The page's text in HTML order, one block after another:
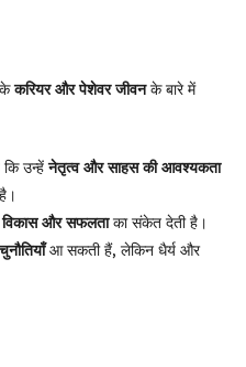
करियर और पेशेवर जीवनके बारे में
कि उन्हेंनेतृत्व और साहस की आवश्यकता
विकास और सफलताका संकेत देती है।
आ सकती हैं, लेकिन धैर्य और